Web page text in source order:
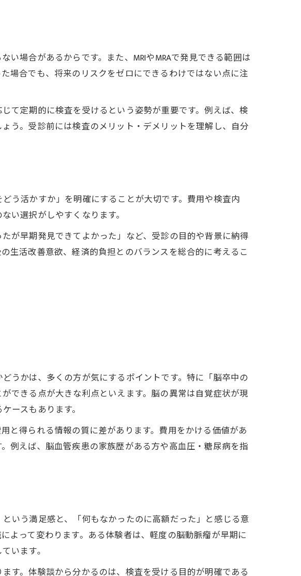
リスクとは
ながる理由
例
い場合があるからです。また、MRIやMRAで発見できる範囲は
場合でも、将来のリスクをゼロにできるわけではない点に注
て定期的に検査を受けるという姿勢が重要です。例えば、検
う。受診前には検査のメリット・デメリットを理解し、自分
う活かすか」を明確にすることが大切です。費用や検査内
い選択がしやすくなります。
が早期発見できてよかった」など、受診の目的や背景に納得
生活改善意欲、経済的負担とのバランスを総合的に考えるこ
うかは、多くの方が気にするポイントです。特に「脳卒中の
できる点が大きな利点といえます。脳の異常は自覚症状が現
ースもあります。
と得られる情報の質に差があります。費用をかける価値があ
例えば、脳血管疾患の家族歴がある方や高血圧・糖尿病を指
いう満足感と、「何もなかったのに高額だった」と感じる意
よって変わります。ある体験者は、軽度の脳動脈瘤が早期に
います。
す。体験談から分かるのは、検査を受ける目的が明確である